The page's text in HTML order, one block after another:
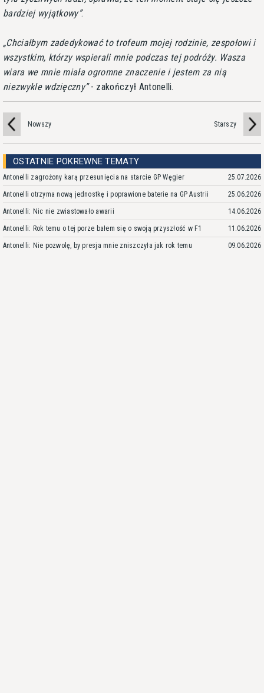
bardziej wyjątkowy .
Chciałbym zadedykować to trofeum mojej rodzinie, zespołowi i
wszystkim, którzy wspierali mnie podczas tej podróży. Wasza
wiara we mnie miała ogromne znaczenie i jestem za nią
niezwykle wdzięczny - zakończył Antonelli.
Nowszy Starszy
OSTATNIE POKREWNE TEMATY
Antonelli zagrożony karą przesunięcia na starcie GP Węgier 25.07.2026
Antonelli otrzyma nową jednostkę i poprawione baterie na GP Austrii 25.06.2026
Antonelli: Nic nie zwiastowało awarii 14.06.2026
Antonelli: Rok temu o tej porze bałem się o swoją przyszłość w F1 11.06.2026
Antonelli: Nie pozwolę, by presja mnie zniszczyła jak rok temu 09.06.2026